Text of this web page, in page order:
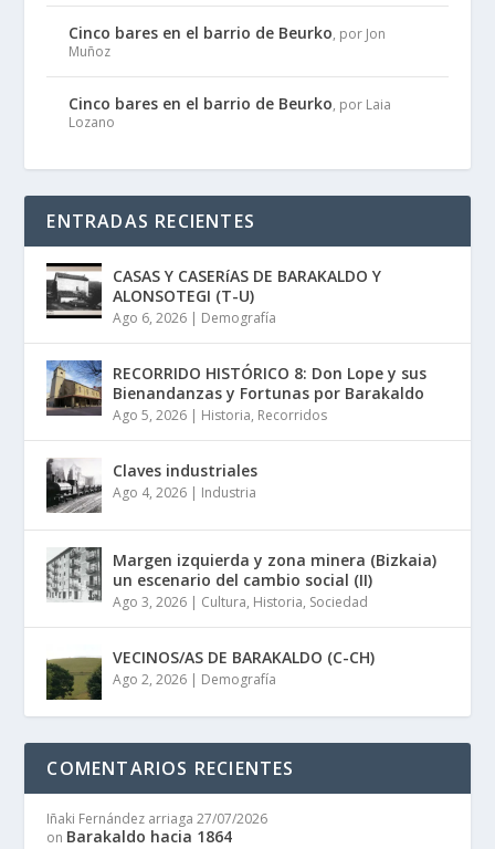
Cinco bares en el barrio de Beurko, por Jon
Muñoz
Cinco bares en el barrio de Beurko, por Laia
Lozano
ENTRADAS RECIENTES
CASAS Y CASERíAS DE BARAKALDO Y
ALONSOTEGI (T-U)
Ago 6, 2026 | Demografía
RECORRIDO HISTÓRICO 8: Don Lope y sus
Bienandanzas y Fortunas por Barakaldo
Ago 5, 2026 | Historia, Recorridos
Claves industriales
Ago 4, 2026 | Industria
Margen izquierda y zona minera (Bizkaia)
un escenario del cambio social (II)
Ago 3, 2026 | Cultura, Historia, Sociedad
VECINOS/AS DE BARAKALDO (C-CH)
Ago 2, 2026 | Demografía
COMENTARIOS RECIENTES
Iñaki Fernández arriaga 27/07/2026
on Barakaldo hacia 1864